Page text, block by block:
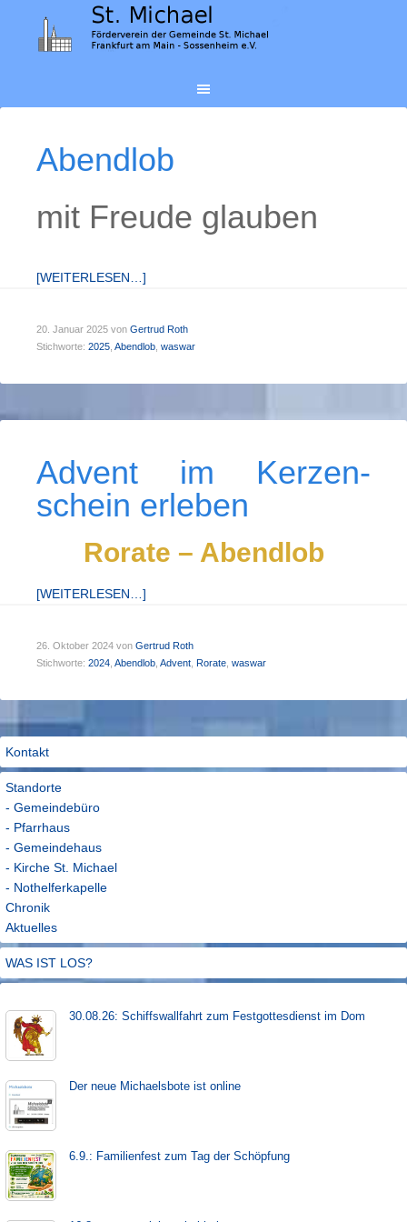
Abendlob
mit Freude glauben
[WEITERLESEN…]
20. Januar 2025 von Gertrud Roth
Stichworte: 2025 Abendlob waswar
Advent im Kerzen­
schein er­leben
Rorate – Abendlob
[WEITERLESEN…]
26. Oktober 2024 von Gertrud Roth
Stichworte: 2024 Abendlob Advent Rorate waswar
Kontakt
Standorte
- Gemeindebüro
- Pfarrhaus
- Gemeindehaus
- Kirche St. Michael
- Nothelferkapelle
Chronik
Aktuelles
WAS IST LOS?
30.08.26: Schiffs­­wall­fahr­t zum Fest­gott­es­dienst im Dom
Der neue Michaels­bote ist on­line
6.9.: Familienfest zum Tag der Schöpfung